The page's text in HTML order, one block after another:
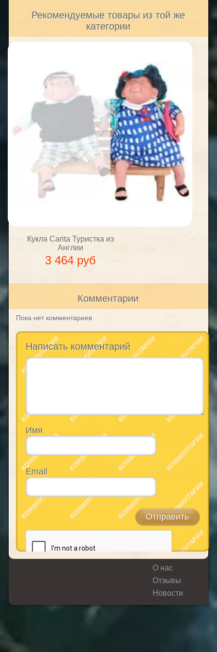
Рекомендуемые товары из той же
категории
Кукла Carita Туристка из
Англии
3 464 руб
Комментарии
Пока нет комментариев
Написать комментарий
Имя
Email
О нас
Отзывы
Новости